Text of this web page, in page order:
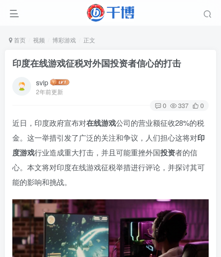
首页 视频 博彩游戏 正文
印度在线游戏征税对外国投资者信心的打击
svip
2年前更新
0 337 0
近日，印度政府宣布对在线游戏公司的营业额征收28%的税
金。这一举措引发了广泛的关注和争议，人们担心这将对印
度游戏行业造成重大打击，并且可能重挫外国投资者的信
心。本文将对印度在线游戏征税举措进行评论，并探讨其可
能的影响和挑战。